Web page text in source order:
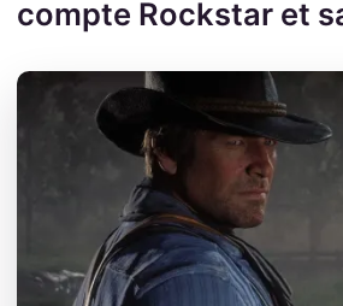
compte Rockstar et